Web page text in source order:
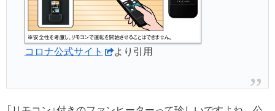
コロナ公式サイト より引用